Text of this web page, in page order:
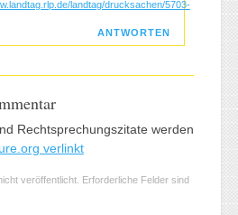
landtag/drucksachen/5703-
ANTWORTEN
Rechtsprechungszitate werden
verlinkt
veröffentlicht. Erforderliche Felder sind